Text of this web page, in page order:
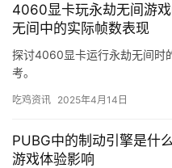
4060显卡玩永劫无间游
无间中的实际帧数表现
探讨4060显卡运行永劫无间时
考。
吃鸡资讯 2025年4月14日
PUBG中的制动引擎是什
游戏体验影响